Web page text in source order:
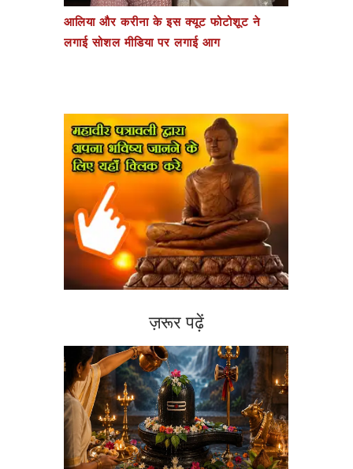
आलिया और करीना के इस क्यूट फोटोशूट ने
लगाई सोशल मीडिया पर लगाई आग
ज़रूर पढ़ें